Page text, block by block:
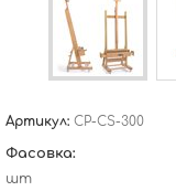
Артикул: CP-CS-300
Фасовка:
шт